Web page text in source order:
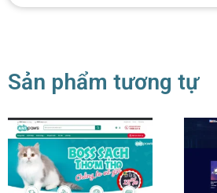
Sản phẩm tương tự